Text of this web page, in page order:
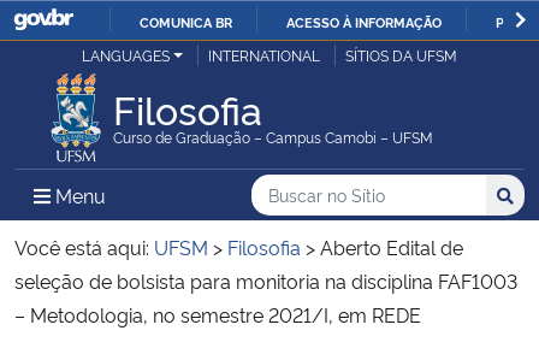
IR
COMUNICA BR ACESSO À INFORMAÇÃO
Ministério da Justiça e Segurança Pública
Ministério da Defesa
Ministério das Relações Exteriores
Ministério da Economia
LANGUAGES INTERNATIONAL SÍTIOS DA UFSM
Filosofia
Curso de Graduação – Campus Camobi – UFSM
Menu Menu Principal do Sítio
Busca
Buscar no no Sítio
Busca:
Você está aqui: UFSM > Filosofia >Aberto Edital de
seleção de bolsista para monitoria na disciplina FAF1003
– Metodologia, no semestre 2021/I, em REDE